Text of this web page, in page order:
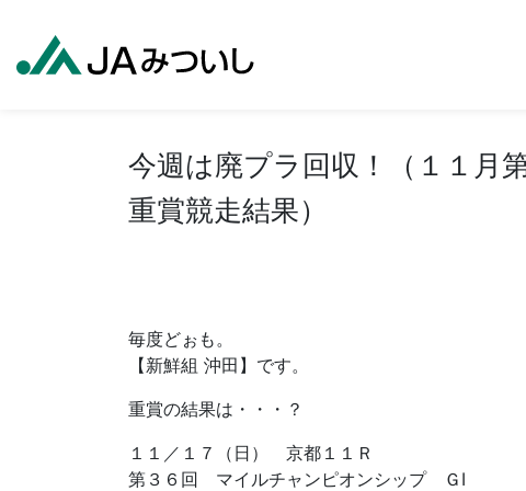
今週は廃プラ回収！（１１月
重賞競走結果）
毎度どぉも。
【新鮮組 沖田】です。
重賞の結果は・・・？
１１／１７（日） 京都１１Ｒ
第３６回 マイルチャンピオンシップ ＧⅠ